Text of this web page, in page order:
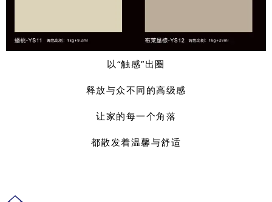
以“触感”出圈
释放与众不同的高级感
让家的每一个角落
都散发着温馨与舒适